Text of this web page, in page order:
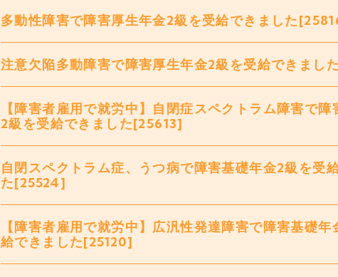
多動性障害で障害厚生年金2級を受給できました
注意欠陥多動障害で障害厚生年金2級を受給できまし
【障害者雇用で就労中】自閉症スペクトラム障害で障
2級を受給できました[25613]
自閉スペクトラム症、うつ病で障害基礎年金2級を受
た[25524]
【障害者雇用で就労中】広汎性発達障害で障害基礎年
給できました[25120]